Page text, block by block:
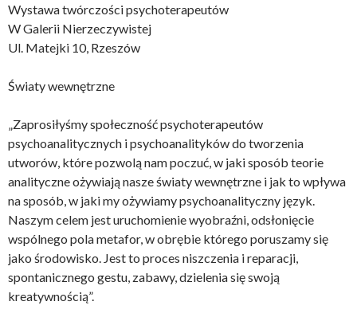
Wystawa twórczości psychoterapeutów
W Galerii Nierzeczywistej
Ul. Matejki 10, Rzeszów
Światy wewnętrzne
„Zaprosiłyśmy społeczność psychoterapeutów
psychoanalitycznych i psychoanalityków do tworzenia
utworów, które pozwolą nam poczuć, w jaki sposób teorie
analityczne ożywiają nasze światy wewnętrzne i jak to wpływa
na sposób, w jaki my ożywiamy psychoanalityczny język.
Naszym celem jest uruchomienie wyobraźni, odsłonięcie
wspólnego pola metafor, w obrębie którego poruszamy się
jako środowisko. Jest to proces niszczenia i reparacji,
spontanicznego gestu, zabawy, dzielenia się swoją
kreatywnością”.